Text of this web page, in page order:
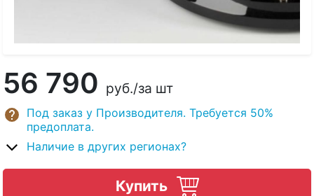
56 790 руб./за шт
Под заказ у Производителя. Требуется 50%
предоплата.
Наличие в других регионах?
Купить